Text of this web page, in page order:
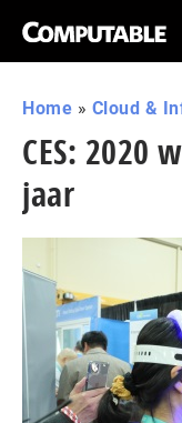
Home » Cloud &
CES: 2020
jaar